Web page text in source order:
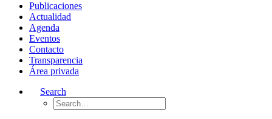
Publicaciones
Actualidad
Agenda
Eventos
Contacto
Transparencia
Área privada
Search